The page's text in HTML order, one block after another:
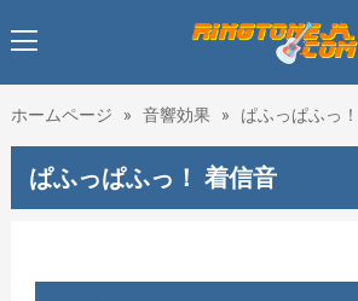
ホームページ » 音響効果 » ぱふっぱふっ！
ぱふっぱふっ！ 着信音